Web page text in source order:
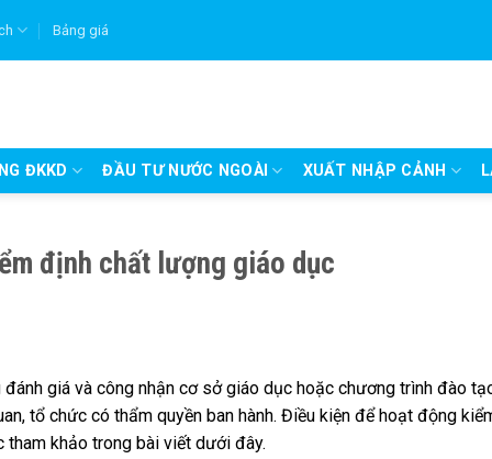
Bảng giá
ĐKKD ĐẦU TƯ NƯỚC NGOÀI XUẤT NHẬP CẢNH
định chất lượng giáo dục
giá và công nhận cơ sở giáo dục hoặc chương trình đào
tổ chức có thẩm quyền ban hành. Điều kiện để hoạt động
khảo trong bài viết dưới đây.